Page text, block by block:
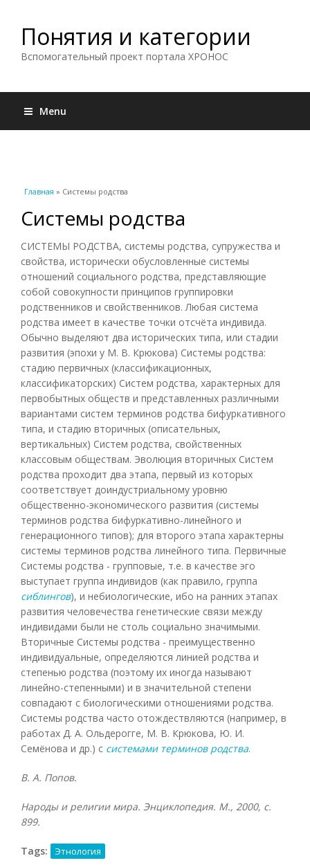
Понятия и категории
Вспомогательный проект портала ХРОНОС
Menu
Вы здесь
Главная » Системы родства
Системы родства
СИСТЕМЫ РОДСТВА, системы родства, супружества и
свойства, исторически обусловленные системы
отношений социального родства, представляющие
собой совокупности принципов группировки
родственников и свойственников. Любая система
родства имеет в качестве точки отсчёта индивида.
Обычно выделяют два исторических типа, или стадии
развития (эпохи у М. В. Крюкова) Системы родства:
стадию первичных (классификационных,
классификаторских) Систем родства, характерных для
первобытных обществ и представленных различными
вариантами систем терминов родства бифуркативного
типа, и стадию вторичных (описательных,
вертикальных) Систем родства, свойственных
классовым обществам. Эволюция вторичных Систем
родства проходит два этапа, первый из которых
соответствует доиндустриальному уровню
общественно-экономического развития (системы
терминов родства бифуркативно-линейного и
генерационного типов); для второго этапа характерны
системы терминов родства линейного типа. Первичные
Системы родства - групповые, т.е. в качестве эго
выступает группа индивидов (как правило, группа
сиблингов), и небиологические, ибо на ранних этапах
развития человечества генетические связи между
индивидами были не столь социально значимыми.
Вторичные Системы родства - преимущественно
индивидуальные, определяются линией родства и
степенью родства (поэтому их иногда называют
линейно-степенными) и в значительной степени
совпадают с биологическими отношениями родства.
Системы родства часто отождествляются (например, в
работах Д. А. Ольдерогге, М. В. Крюкова, Ю. И.
Семёнова и др.) с системами терминов родства.
В. А. Попов.
Народы и религии мира. Энциклопедия. М., 2000, с.
899.
Tags: Этнология